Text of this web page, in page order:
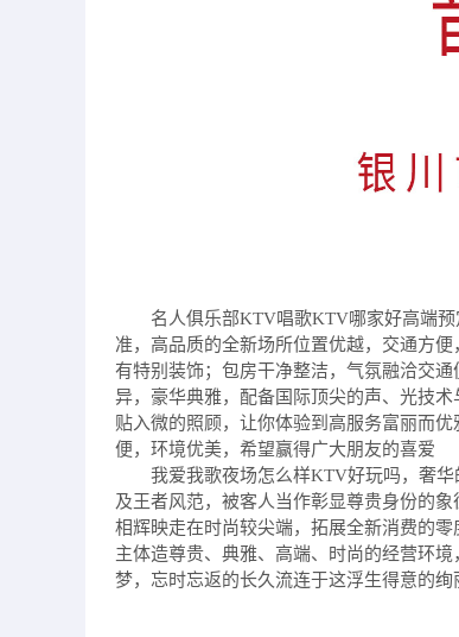
名人俱乐部KTV唱歌KTV哪家好高端
准，高品质的全新场所位置优越，交通方
有特别装饰；包房干净整洁，气氛融洽交
异，豪华典雅，配备国际顶尖的声、光技
贴入微的照顾，让你体验到高服务富丽而
便，环境优美，希望赢得广大朋友的喜爱
我爱我歌夜场怎么样KTV好玩吗，奢
及王者风范，被客人当作彰显尊贵身份的
相辉映走在时尚较尖端，拓展全新消费的
主体造尊贵、典雅、高端、时尚的经营环
梦，忘时忘返的长久流连于这浮生得意的